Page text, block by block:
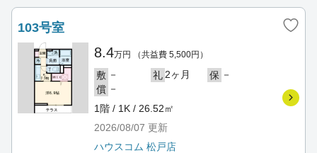
103号室
8.4万円 （共益費 5,500円）
敷 － 礼 2ヶ月 保 －
償 －
1階 / 1K / 26.52㎡
2026/08/07 更新
ハウスコム 松戸店